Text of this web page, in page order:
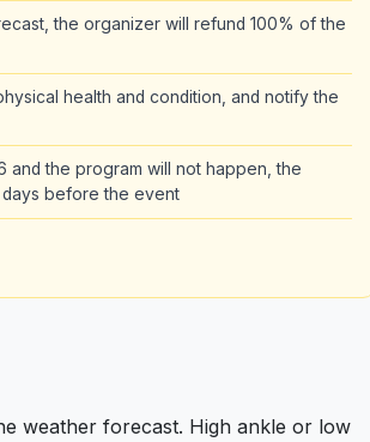
the organizer will refund 100% of the
health and condition, and notify the
and the program will not happen, the
before the event
weather forecast. High ankle or low